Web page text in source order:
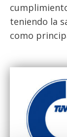
teniendo la
como